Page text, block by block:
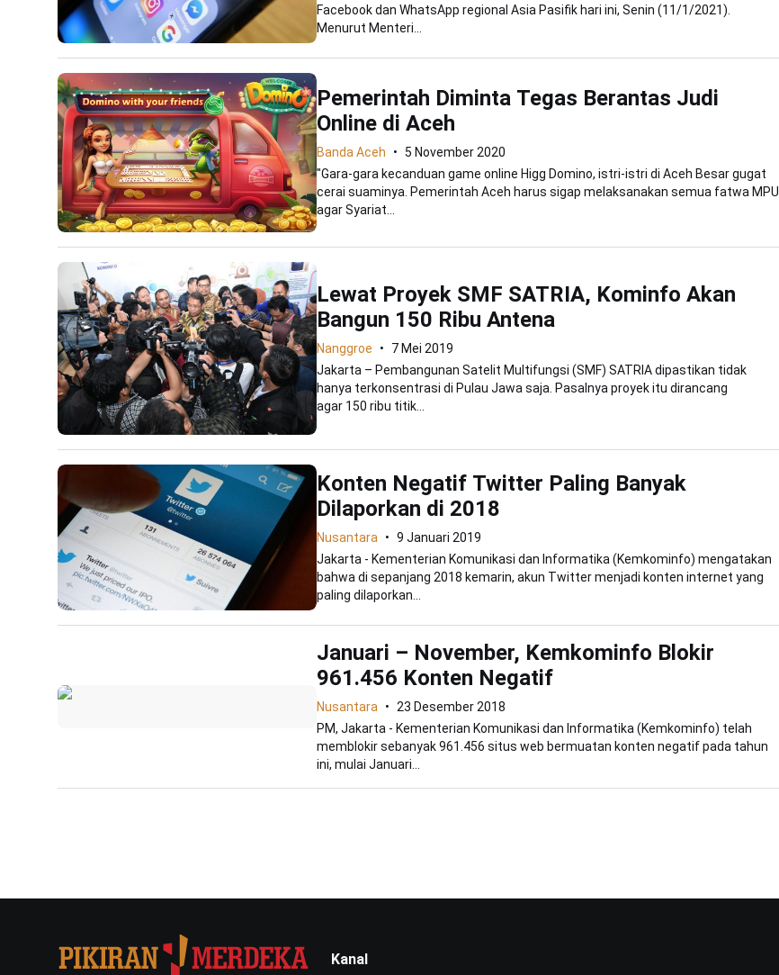
Facebook dan WhatsApp regional Asia Pasifik hari ini, Senin (11/1/2021).
Menurut Menteri...
Pemerintah Diminta Tegas Berantas Judi
Online di Aceh
Banda Aceh
5 November 2020
"Gara-gara kecanduan game online Higg Domino, istri-istri di Aceh Besar gugat
cerai suaminya. Pemerintah Aceh harus sigap melaksanakan semua fatwa MPU
agar Syariat...
Lewat Proyek SMF SATRIA, Kominfo Akan
Bangun 150 Ribu Antena
Nanggroe
7 Mei 2019
Jakarta – Pembangunan Satelit Multifungsi (SMF) SATRIA dipastikan tidak
hanya terkonsentrasi di Pulau Jawa saja. Pasalnya proyek itu dirancang
agar 150 ribu titik...
Konten Negatif Twitter Paling Banyak
Dilaporkan di 2018
Nusantara
9 Januari 2019
Jakarta - Kementerian Komunikasi dan Informatika (Kemkominfo) mengatakan
bahwa di sepanjang 2018 kemarin, akun Twitter menjadi konten internet yang
paling dilaporkan...
Januari – November, Kemkominfo Blokir
961.456 Konten Negatif
Nusantara
23 Desember 2018
PM, Jakarta - Kementerian Komunikasi dan Informatika (Kemkominfo) telah
memblokir sebanyak 961.456 situs web bermuatan konten negatif pada tahun
ini, mulai Januari...
Kanal